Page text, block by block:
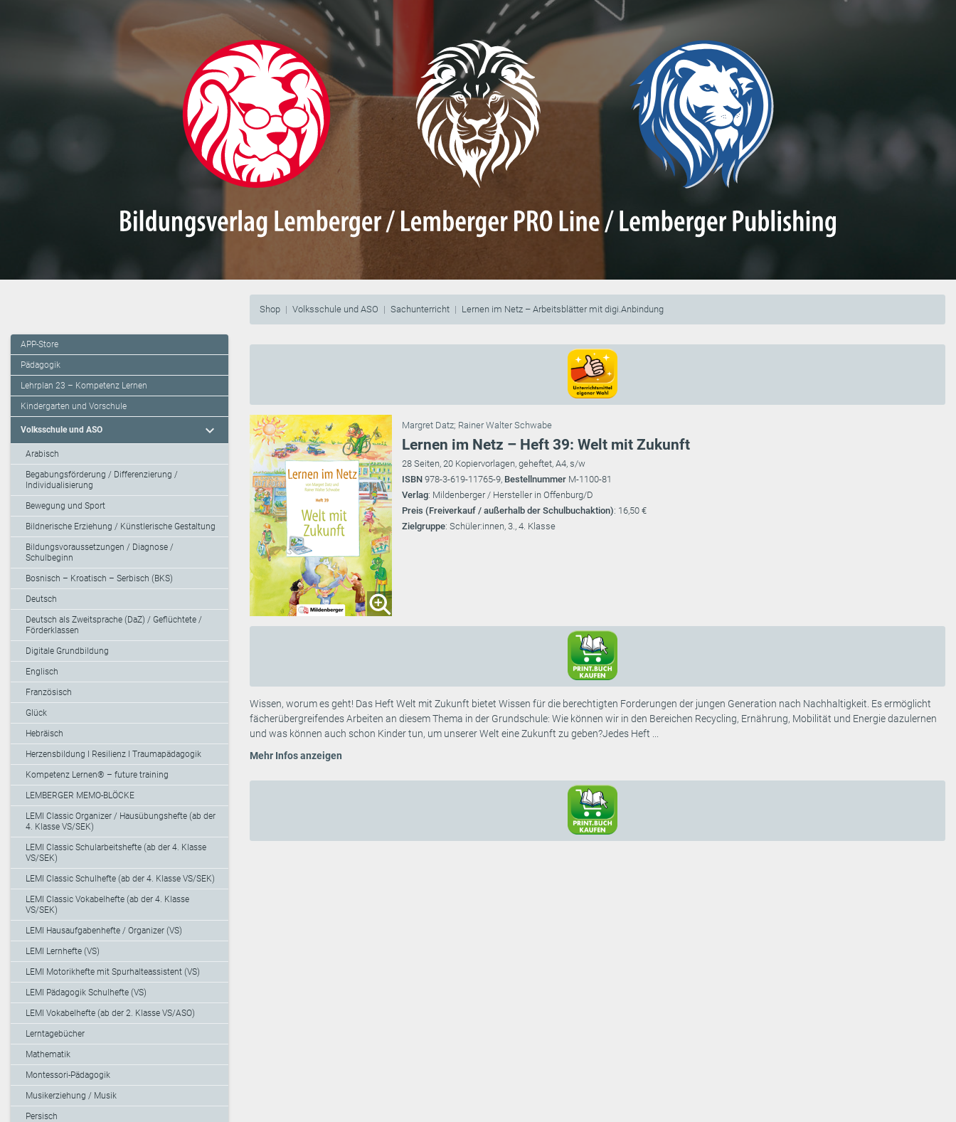
Shop Volksschule und ASO Sachunterricht Lernen im Netz – Arbeitsblätter mit digi.Anbindung
APP-Store
Pädagogik
Lehrplan 23 – Kompetenz Lernen
Kindergarten und Vorschule
Volksschule und ASO expand_more
Arabisch
Begabungsförderung / Differenzierung /
Individualisierung
Bewegung und Sport
Bildnerische Erziehung / Künstlerische Gestaltung
Bildungsvoraussetzungen / Diagnose /
Schulbeginn
Bosnisch – Kroatisch – Serbisch (BKS)
Deutsch
Deutsch als Zweitsprache (DaZ) / Geflüchtete /
Förderklassen
Digitale Grundbildung
Englisch
Französisch
Glück
Hebräisch
Herzensbildung I Resilienz I Traumapädagogik
Kompetenz Lernen® – future training
LEMBERGER MEMO-BLÖCKE
LEMI Classic Organizer / Hausübungshefte (ab der
4. Klasse VS/SEK)
LEMI Classic Schularbeitshefte (ab der 4. Klasse
VS/SEK)
LEMI Classic Schulhefte (ab der 4. Klasse VS/SEK)
LEMI Classic Vokabelhefte (ab der 4. Klasse
VS/SEK)
LEMI Hausaufgabenhefte / Organizer (VS)
LEMI Lernhefte (VS)
LEMI Motorikhefte mit Spurhalteassistent (VS)
LEMI Pädagogik Schulhefte (VS)
LEMI Vokabelhefte (ab der 2. Klasse VS/ASO)
Lerntagebücher
Mathematik
Montessori-Pädagogik
Musikerziehung / Musik
Persisch
Margret Datz; Rainer Walter Schwabe
Lernen im Netz – Heft 39: Welt mit Zukunft
28 Seiten, 20 Kopiervorlagen, geheftet, A4, s/w
ISBN 978-3-619-11765-9, Bestellnummer M-1100-81
Verlag: Mildenberger / Hersteller in Offenburg/D
Preis (Freiverkauf / außerhalb der Schulbuchaktion): 16,50 €
Zielgruppe: Schüler:innen, 3., 4. Klasse
Wissen, worum es geht! Das Heft Welt mit Zukunft bietet Wissen für die berechtigten Forderungen der jungen Generation nach Nachhaltigkeit. Es ermöglicht
fächerübergreifendes Arbeiten an diesem Thema in der Grundschule: Wie können wir in den Bereichen Recycling, Ernährung, Mobilität und Energie dazulernen
und was können auch schon Kinder tun, um unserer Welt eine Zukunft zu geben?Jedes Heft ...
Mehr Infos anzeigen